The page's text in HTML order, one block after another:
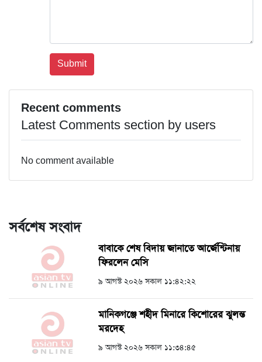
Recent comments
Latest Comments section by users
No comment available
সর্বশেষ সংবাদ
বাবাকে শেষ বিদায় জানাতে আর্জেন্টিনায়
ফিরলেন মেসি
৯ আগস্ট ২০২৬ সকাল ১১:৪২:২২
মানিকগঞ্জে শহীদ মিনারে কিশোরের ঝুলন্ত
মরদেহ
৯ আগস্ট ২০২৬ সকাল ১১:৩৪:৪৫